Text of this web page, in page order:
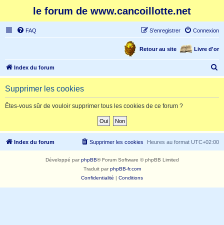
le forum de www.cancoillotte.net
FAQ Connexion
S’enregistrer
Livre d'or
Retour au site
Index du forum
e
h
Supprimer les cookies
Êtes-vous sûr de vouloir supprimer tous les cookies de ce forum ?
Index du forum Heures au format UTC+02:00
Supprimer les cookies
Développé parphpBB® Forum Software © phpBB Limited
Traduit parphpBB-fr.com
Confidentialité | Conditions